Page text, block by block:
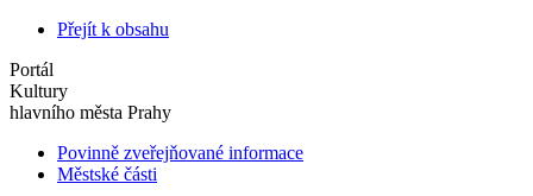
Přejít k obsahu
Portál
Kultury
hlavního města Prahy
Povinně zveřejňované informace
Městské části